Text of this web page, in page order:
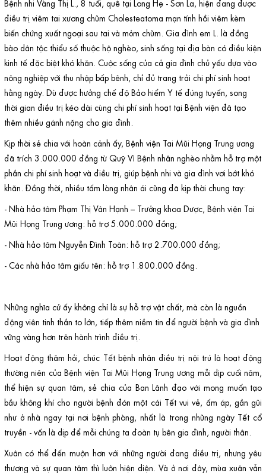
Bệnh nhi Vàng Thị L., 8 tuổi, quê tại Long Hẹ - Sơn La, hiện đang được
điều trị viêm tai xương chũm Cholesteatoma mạn tính hồi viêm kèm
biến chứng xuất ngoại sau tai và mỏm chũm. Gia đình em L. là đồng
bào dân tộc thiểu số thuộc hộ nghèo, sinh sống tại địa bàn có điều kiện
kinh tế đặc biệt khó khăn. Cuộc sống của cả gia đình chủ yếu dựa vào
nông nghiệp với thu nhập bấp bênh, chỉ đủ trang trải chi phí sinh hoạt
hằng ngày. Dù được hưởng chế độ Bảo hiểm Y tế đúng tuyến, song
thời gian điều trị kéo dài cùng chi phí sinh hoạt tại Bệnh viện đã tạo
thêm nhiều gánh nặng cho gia đình.
Kịp thời sẻ chia với hoàn cảnh ấy, Bệnh viện Tai Mũi Họng Trung ương
đã trích 3.000.000 đồng từ Quỹ Vì Bệnh nhân nghèo nhằm hỗ trợ một
phần chi phí sinh hoạt và điều trị, giúp bệnh nhi và gia đình vơi bớt khó
khăn. Đồng thời, nhiều tấm lòng nhân ái cũng đã kịp thời chung tay:
- Nhà hảo tâm Phạm Thị Vân Hạnh – Trưởng khoa Dược, Bệnh viện Tai
Mũi Họng Trung ương: hỗ trợ 5.000.000 đồng;
- Nhà hảo tâm Nguyễn Đình Toàn: hỗ trợ 2.700.000 đồng;
- Các nhà hảo tâm giấu tên: hỗ trợ 1.800.000 đồng.
Những nghĩa cử ấy không chỉ là sự hỗ trợ vật chất, mà còn là nguồn
động viên tinh thần to lớn, tiếp thêm niềm tin để người bệnh và gia đình
vững vàng hơn trên hành trình điều trị.
Hoạt động thăm hỏi, chúc Tết bệnh nhân điều trị nội trú là hoạt động
thường niên của Bệnh viện Tai Mũi Họng Trung ương mỗi dịp cuối năm,
thể hiện sự quan tâm, sẻ chia của Ban Lãnh đạo với mong muốn tạo
bầu không khí cho người bệnh đón một cái Tết vui vẻ, ấm áp, gần gũi
như ở nhà ngay tại nơi bệnh phòng, nhất là trong những ngày Tết cổ
truyền - vốn là dịp để mỗi chúng ta đoàn tụ bên gia đình, người thân.
Xuân có thể đến muộn hơn với những người đang điều trị, nhưng yêu
thương và sự quan tâm thì luôn hiện diện. Và ở nơi đây, mùa xuân vẫn